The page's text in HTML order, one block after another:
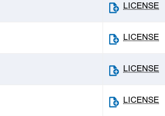
LICENSE
LICENSE
LICENSE
LICENSE